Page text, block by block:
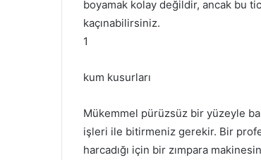
boyamak kolay değildir, ancak bu
kaçınabilirsiniz.
1
kum kusurları
Mükemmel pürüzsüz bir yüzeyle
işleri ile bitirmeniz gerekir. Bir
harcadığı için bir zımpara